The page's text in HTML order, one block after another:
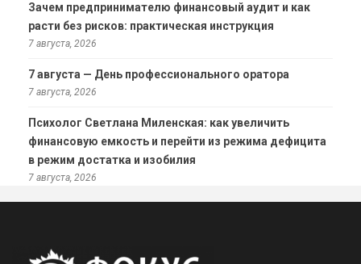
Зачем предпринимателю финансовый аудит и как
расти без рисков: практическая инструкция
7 августа, 2026
7 августа — День профессионального оратора
7 августа, 2026
Психолог Светлана Миленская: как увеличить
финансовую емкость и перейти из режима дефицита
в режим достатка и изобилия
7 августа, 2026